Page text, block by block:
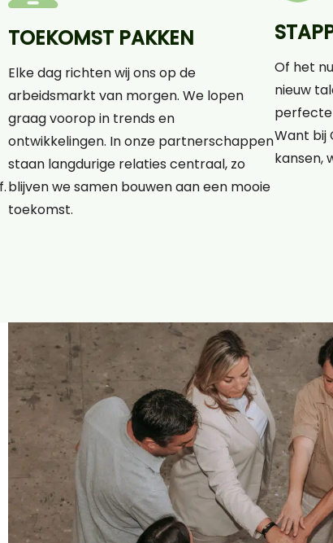
TOEKOMST PAKKEN
Elke dag richten wij ons op de
arbeidsmarkt van morgen. We lopen
graag voorop in trends en
ontwikkelingen. In onze partnerschappen
staan langdurige relaties centraal, zo
blijven we samen bouwen aan een mooie
toekomst.
Of het
nieuw
perfecte
Want bij
kansen,